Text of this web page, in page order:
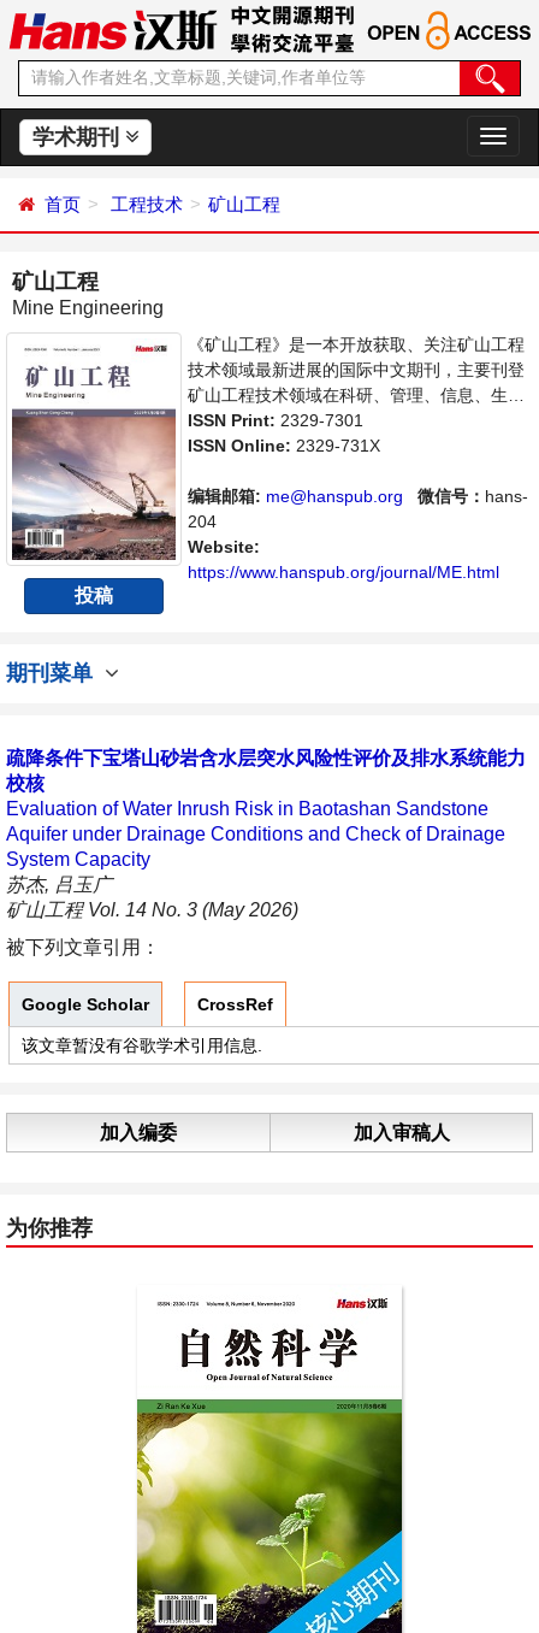
学术期刊
切
换
首页 工程技术 矿山工程
矿山工程
Mine Engineering
投稿
《矿山工程》是一本开放获取、关注矿山工程
技术领域最新进展的国际中文期刊，主要刊登
矿山工程技术领域在科研、管理、信息、生产
等方面的先进技术及经验。旨在给世界范围内
的科学家、学者、科研人员提供一个传播、分
发展的交流平台。
ISSN Print: 2329-7301
ISSN Online: 2329-731X
编辑邮箱: me@hanspub.org 微信号： hans-
204
Website:
https://www.hanspub.org/journal/ME.html
期刊菜单
疏降条件下宝塔山砂岩含水层突水风险性评价及排水系统能力
校核
Evaluation of Water Inrush Risk in Baotashan Sandstone
Aquifer under Drainage Conditions and Check of Drainage
System Capacity
苏杰, 吕玉广
矿山工程 Vol. 14 No. 3 (May 2026)
被下列文章引用：
Google Scholar CrossRef
该文章暂没有谷歌学术引用信息.
加入编委 加入审稿人
为你推荐